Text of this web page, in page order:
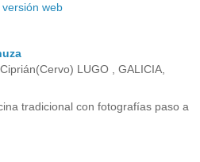
versión web
LUGO , GALICIA,
tradicional con fotografías paso a